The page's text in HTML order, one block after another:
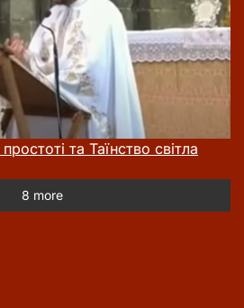
та Таїнство світла
8 more